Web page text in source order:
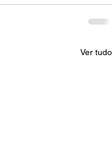
Ver tudo